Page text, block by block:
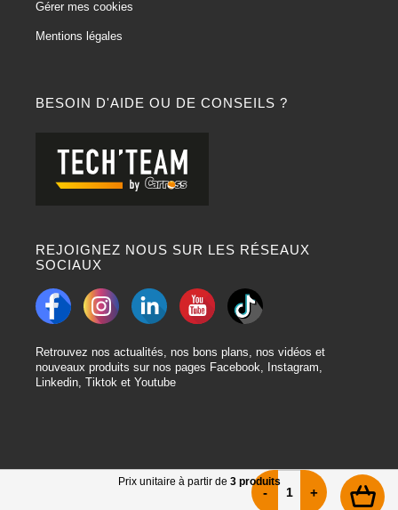
Prix unitaire à partir de 3 produits
BESOIN D'AIDE OU DE CONSEILS ?
REJOIGNEZ NOUS SUR LES RÉSEAUX
SOCIAUX
Retrouvez nos actualités, nos bons plans, nos vidéos et
nouveaux produits sur nos pages Facebook, Instagram,
Linkedin, Tiktok et Youtube
Gérer mes cookies
Mentions légales